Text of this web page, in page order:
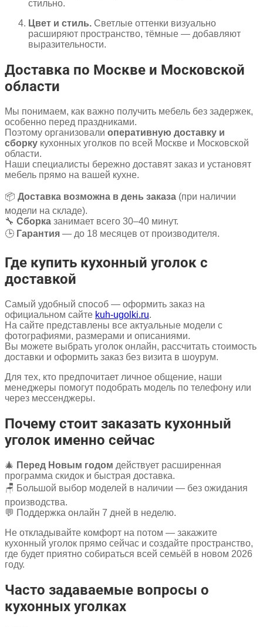
стильно.
Цвет и стиль. Светлые оттенки визуально
расширяют пространство, тёмные — добавляют
выразительности.
Доставка по Москве и Московской
области
Мы понимаем, как важно получить мебель без задержек,
особенно перед праздниками.
Поэтому организовали оперативную доставку и
сборку кухонных уголков по всей Москве и Московской
области.
Наши специалисты бережно доставят заказ и установят
мебель прямо на вашей кухне.
📦 Доставка возможна в день заказа (при наличии
модели на складе).
🔧 Сборка занимает всего 30–40 минут.
🕒 Гарантия — до 18 месяцев от производителя.
Где купить кухонный уголок с
доставкой
Самый удобный способ — оформить заказ на
официальном сайте kuh-ugolki.ru.
На сайте представлены все актуальные модели с
фотографиями, размерами и описаниями.
Вы можете выбрать уголок онлайн, рассчитать стоимость
доставки и оформить заказ без визита в шоурум.
Для тех, кто предпочитает личное общение, наши
менеджеры помогут подобрать модель по телефону или
через мессенджеры.
Почему стоит заказать кухонный
уголок именно сейчас
🎄 Перед Новым годом действует расширенная
программа скидок и быстрая доставка.
🪑 Большой выбор моделей в наличии — без ожидания
производства.
💬 Поддержка онлайн 7 дней в неделю.
Не откладывайте комфорт на потом — закажите
кухонный уголок прямо сейчас и создайте пространство,
где будет приятно собираться всей семьёй в новом 2026
году.
Часто задаваемые вопросы о
кухонных уголках